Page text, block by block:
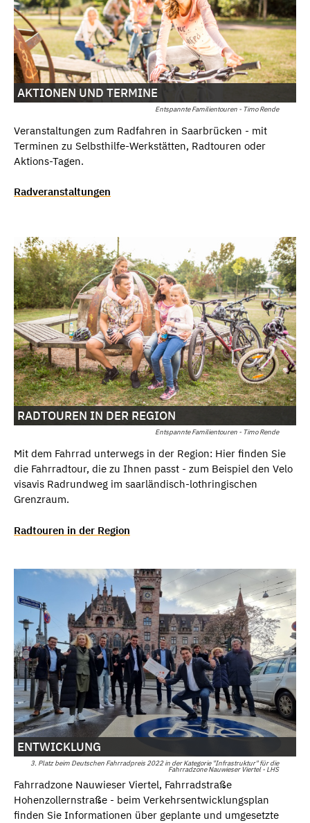
Entspannte Familientouren - Timo Rende
AKTIONEN UND TERMINE
Veranstaltungen zum Radfahren in Saarbrücken - mit
Terminen zu Selbsthilfe-Werkstätten, Radtouren oder
Aktions-Tagen.
Radveranstaltungen
Entspannte Familientouren - Timo Rende
RADTOUREN IN DER REGION
Mit dem Fahrrad unterwegs in der Region: Hier finden Sie
die Fahrradtour, die zu Ihnen passt - zum Beispiel den Velo
visavis Radrundweg im saarländisch-lothringischen
Grenzraum.
Radtouren in der Region
3. Platz beim Deutschen Fahrradpreis 2022 in der Kategorie "Infrastruktur" für die
Fahrradzone Nauwieser Viertel - LHS
ENTWICKLUNG
Fahrradzone Nauwieser Viertel, Fahrradstraße
Hohenzollernstraße - beim Verkehrsentwicklungsplan
finden Sie Informationen über geplante und umgesetzte